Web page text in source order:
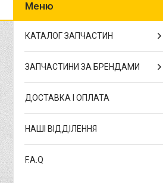
КАТАЛОГ ЗАПЧАСТИН
ЗАПЧАСТИНИ ЗА БРЕНДАМИ
ДОСТАВКА І ОПЛАТА
НАШІ ВІДДІЛЕННЯ
F.A.Q